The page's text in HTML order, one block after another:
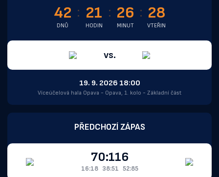
42
DNŮ
21
HODIN
26
MINUT
27
VTEŘIN
vs.
19. 9. 2026 18:00
Víceúčelová hala Opava - Opava, 1. kolo - Základní část
PŘEDCHOZÍ ZÁPAS
70:116
16:18 38:51 52:85